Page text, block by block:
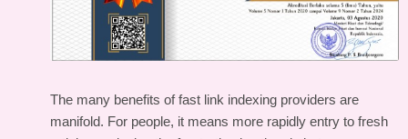
The many benefits of fast link indexing providers are
manifold. For people, it means more rapidly entry to fresh